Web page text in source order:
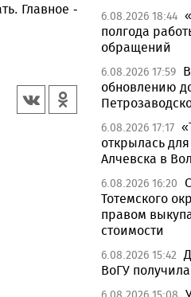
Главное -
6.08.2026 18:44
полгода
обращений
6.08.2026 17:59
обновлению
6.08.2026 17:17
открылась
Алчевска в
6.08.2026 16:20
Тотемского
правом
стоимости
6.08.2026 15:42
ВоГУ